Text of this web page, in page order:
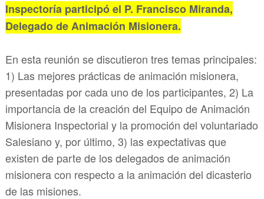
Inspectoría participó el P. Francisco Miranda,
Delegado de Animación Misionera.
En esta reunión se discutieron tres temas principales:
1) Las mejores prácticas de animación misionera,
presentadas por cada uno de los participantes, 2) La
importancia de la creación del Equipo de Animación
Misionera Inspectorial y la promoción del voluntariado
Salesiano y, por último, 3) las expectativas que
existen de parte de los delegados de animación
misionera con respecto a la animación del dicasterio
de las misiones.